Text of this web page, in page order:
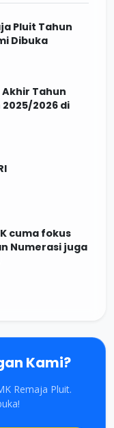
Pluit Tahun
Dibuka
Tahun
2026 di
cuma fokus
Numerasi juga
Kami?
Remaja Pluit.